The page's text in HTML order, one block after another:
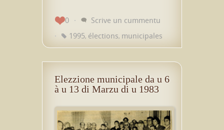
0
Scrive un cummentu
1995, élections, municipales
Elezzione municipale da u 6
à u 13 di Marzu di u 1983